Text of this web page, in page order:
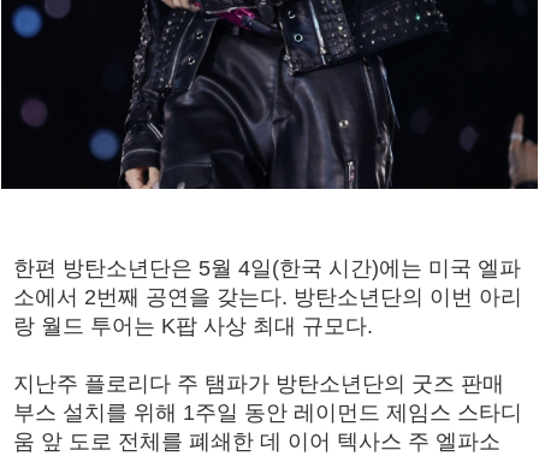
한편 방탄소년단은 5월 4일(한국 시간)에는 미국 엘파
소에서 2번째 공연을 갖는다. 방탄소년단의 이번 아리
랑 월드 투어는 K팝 사상 최대 규모다.
지난주 플로리다 주 탬파가 방탄소년단의 굿즈 판매
부스 설치를 위해 1주일 동안 레이먼드 제임스 스타디
움 앞 도로 전체를 폐쇄한 데 이어 텍사스 주 엘파소